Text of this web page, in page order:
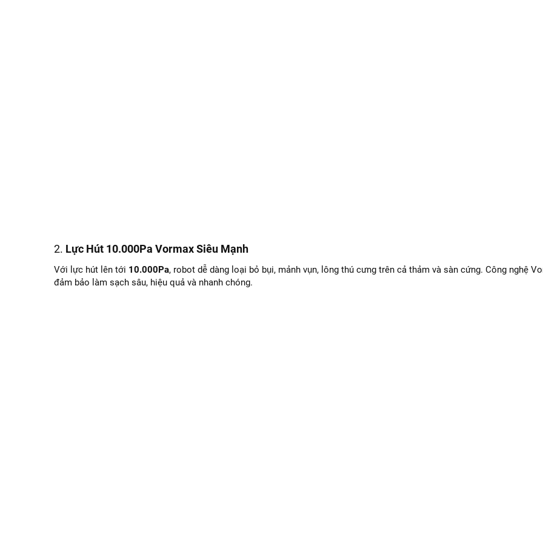
2. Lực Hút 10.000Pa Vormax Siêu Mạnh
Với lực hút lên tới 10.000Pa, robot dễ dàng loại bỏ bụi, mảnh vụn, lông thú cưng trên cả thảm và sàn cứng. Công nghệ
đảm bảo làm sạch sâu, hiệu quả và nhanh chóng.